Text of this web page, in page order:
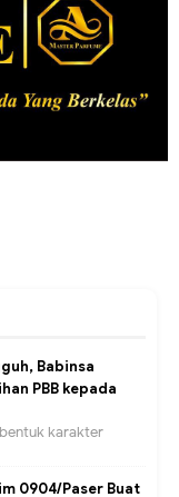
Babinsa
PBB kepada
karakter
0904/Paser Buat